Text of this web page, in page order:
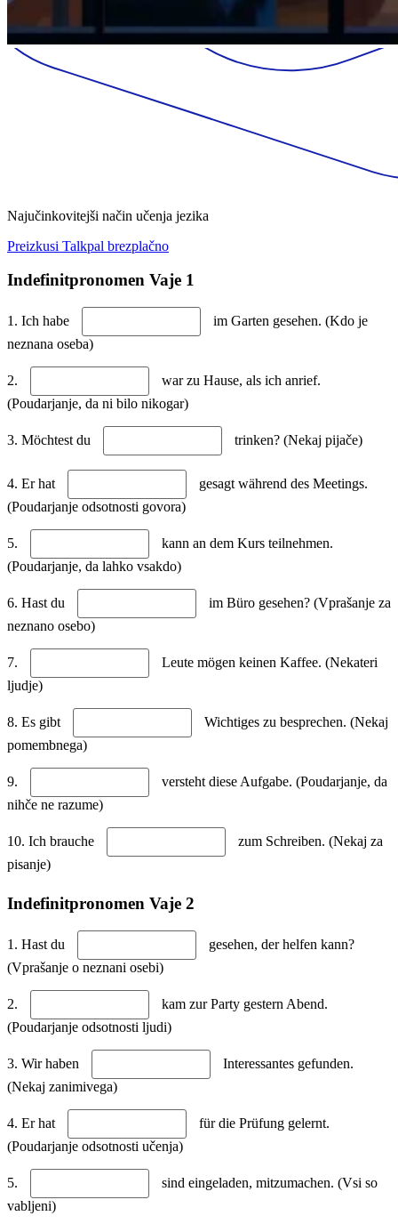
Najučinkovitejši način učenja jezika
Preizkusi Talkpal brezplačno
Indefinitpronomen Vaje 1
1. Ich habe
im Garten gesehen. (Kdo je
neznana oseba)
2.
war zu Hause, als ich anrief.
(Poudarjanje, da ni bilo nikogar)
3. Möchtest du trinken? (Nekaj pijače)
4. Er hat
gesagt während des Meetings.
(Poudarjanje odsotnosti govora)
5.
kann an dem Kurs teilnehmen.
(Poudarjanje, da lahko vsakdo)
6. Hast du
im Büro gesehen? (Vprašanje za
neznano osebo)
7.
Leute mögen keinen Kaffee. (Nekateri
ljudje)
8. Es gibt
Wichtiges zu besprechen. (Nekaj
pomembnega)
9.
versteht diese Aufgabe. (Poudarjanje, da
nihče ne razume)
10. Ich brauche
zum Schreiben. (Nekaj za
pisanje)
Indefinitpronomen Vaje 2
1. Hast du
gesehen, der helfen kann?
(Vprašanje o neznani osebi)
2.
kam zur Party gestern Abend.
(Poudarjanje odsotnosti ljudi)
3. Wir haben
Interessantes gefunden.
(Nekaj zanimivega)
4. Er hat
für die Prüfung gelernt.
(Poudarjanje odsotnosti učenja)
5.
sind eingeladen, mitzumachen. (Vsi so
vabljeni)